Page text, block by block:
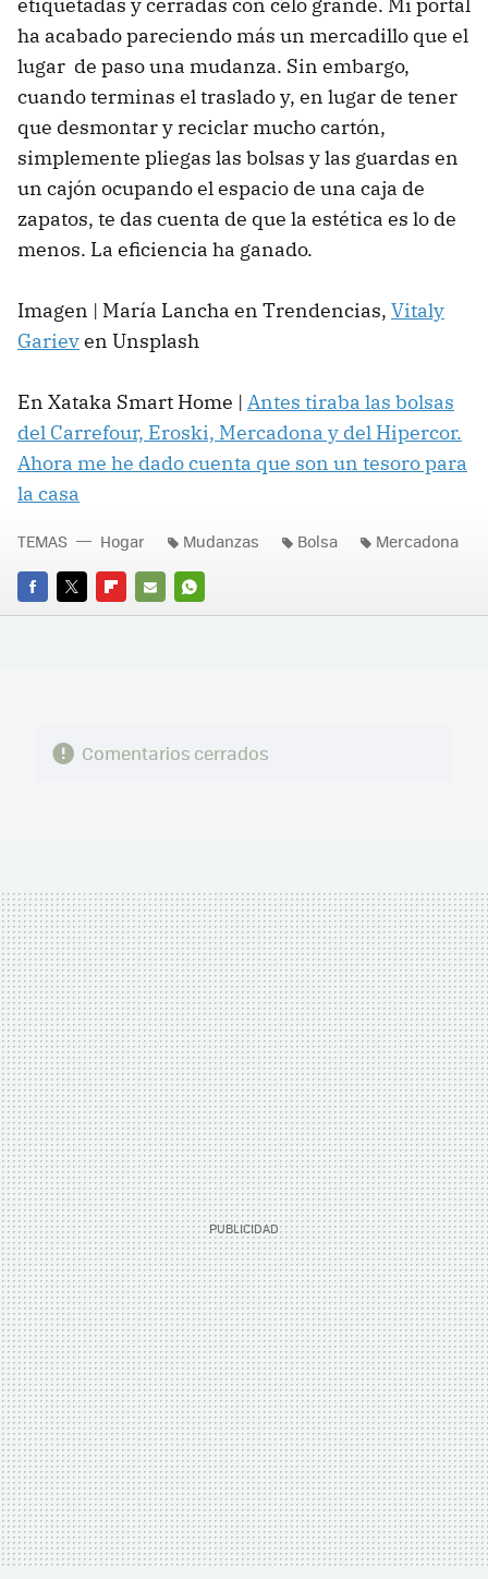
ha acabado pareciendo más un mercadillo que el
lugar de paso una mudanza. Sin embargo,
cuando terminas el traslado y, en lugar de tener
que desmontar y reciclar mucho cartón,
simplemente pliegas las bolsas y las guardas en
un cajón ocupando el espacio de una caja de
zapatos, te das cuenta de que la estética es lo de
menos. La eficiencia ha ganado.
Imagen | María Lancha en Trendencias, Vitaly
Garieven Unsplash
En Xataka Smart Home | Antes tiraba las bolsas
del Carrefour, Eroski, Mercadona y del Hipercor.
Ahora me he dado cuenta que son un tesoro para
la casa
FACEBOOK
TWITTERFLIPBOARD
E-
WHATSAPP
TEMAS Hogar Mudanzas Bolsa Mercadona
Comentarios cerrados